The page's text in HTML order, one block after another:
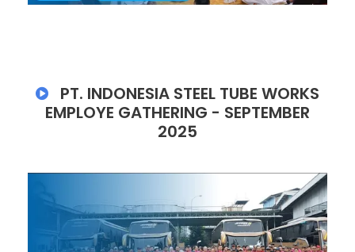
PT. INDONESIA STEEL TUBE WORKS
EMPLOYE GATHERING - SEPTEMBER
2025